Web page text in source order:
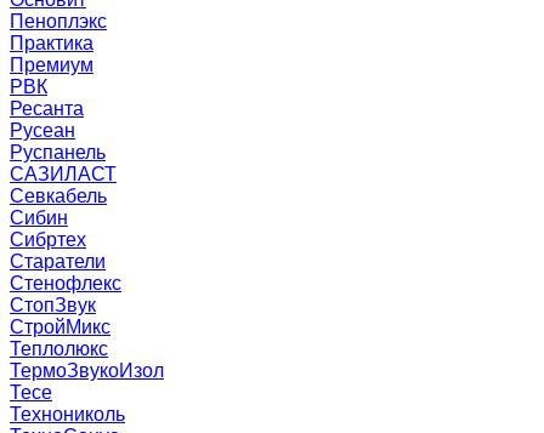
Пеноплэкс
Практика
Премиум
РВК
Ресанта
Русеан
Руспанель
САЗИЛАСТ
Севкабель
Сибин
Сибртех
Старатели
Стенофлекс
СтопЗвук
СтройМикс
Теплолюкс
ТермоЗвукоИзол
Тесе
Технониколь